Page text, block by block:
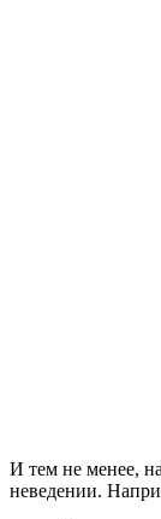
И тем не менее,
неведении.